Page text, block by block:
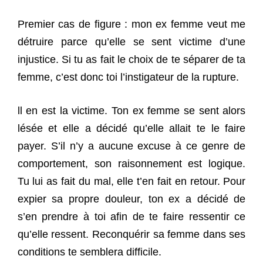
Premier cas de figure : mon ex femme veut me
détruire parce qu’elle se sent victime d’une
injustice. Si tu as fait le choix de te séparer de ta
femme, c’est donc toi l’instigateur de la rupture.
ll en est la victime. Ton ex femme se sent alors
lésée et elle a décidé qu’elle allait te le faire
payer. S’il n’y a aucune excuse à ce genre de
comportement, son raisonnement est logique.
Tu lui as fait du mal, elle t’en fait en retour. Pour
expier sa propre douleur, ton ex a décidé de
s’en prendre à toi afin de te faire ressentir ce
qu’elle ressent. Reconquérir sa femme dans ses
conditions te semblera difficile.